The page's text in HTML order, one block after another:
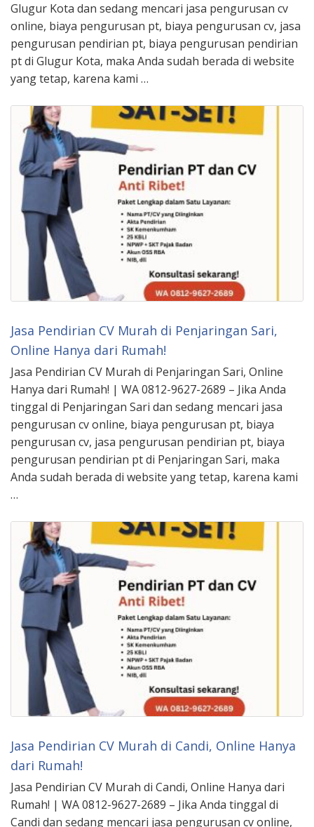
Glugur Kota dan sedang mencari jasa pengurusan cv
online, biaya pengurusan pt, biaya pengurusan cv, jasa
pengurusan pendirian pt, biaya pengurusan pendirian
pt di Glugur Kota, maka Anda sudah berada di website
yang tetap, karena kami …
Jasa Pendirian CV Murah di Penjaringan Sari,
Online Hanya dari Rumah!
Jasa Pendirian CV Murah di Penjaringan Sari, Online
Hanya dari Rumah! | WA 0812-9627-2689 – Jika Anda
tinggal di Penjaringan Sari dan sedang mencari jasa
pengurusan cv online, biaya pengurusan pt, biaya
pengurusan cv, jasa pengurusan pendirian pt, biaya
pengurusan pendirian pt di Penjaringan Sari, maka
Anda sudah berada di website yang tetap, karena kami
…
Jasa Pendirian CV Murah di Candi, Online Hanya
dari Rumah!
Jasa Pendirian CV Murah di Candi, Online Hanya dari
Rumah! | WA 0812-9627-2689 – Jika Anda tinggal di
Candi dan sedang mencari jasa pengurusan cv online,